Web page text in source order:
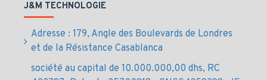
Largeur (cm)
Hauteur (cm)
Poids (kg)
J&M TECHNOLOGIE
Adresse : 179, Angle des Boulevards de Londres
et de la Résistance Casablanca
société au capital de 10.000.000,00 dhs, RC